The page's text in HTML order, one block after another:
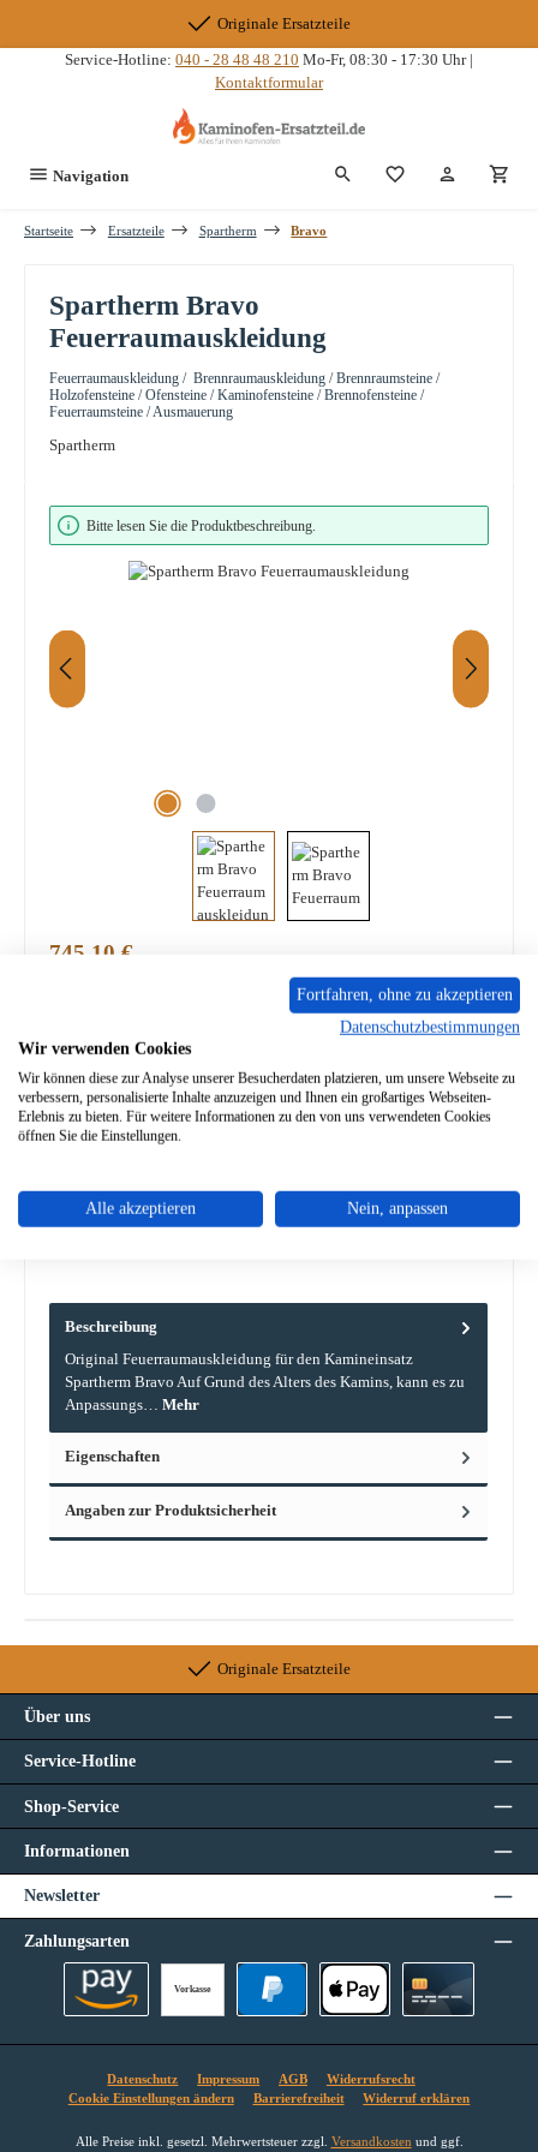
Originale Ersatzteile
Service-Hotline: 040 - 28 48 48 210 Mo-Fr, 08:30 - 17:30 Uhr |
Kontaktformular
Navigation Du hast 0
Startseite Ersatzteile Spartherm Bravo
Spartherm Bravo
Feuerraumauskleidung
Feuerraumauskleidung / Brennraumauskleidung / Brennraumsteine /
Holzofensteine / Ofensteine / Kaminofensteine / Brennofensteine /
Feuerraumsteine / Ausmauerung
Spartherm
Bildergalerie überspringen
Bitte lesen Sie die Produktbeschreibung.
Regulärer Preis:
745,10 €
Preise inkl. MwSt. zzgl. Versandkosten / Versandkostenfrei ab 399,- €
PRODUKTNUMMER:
nur auf Anfrage erhältlich
Zum Merkzettel hinzufügen
Beschreibung
Original Feuerraumauskleidung für den Kamineinsatz
Spartherm Bravo Auf Grund des Alters des Kamins, kann es zu
Anpassungs… Mehr
Eigenschaften
Angaben zur Produktsicherheit
Originale Ersatzteile
Über uns
Service-Hotline
Shop-Service
Informationen
Newsletter
Zahlungsarten
Vorkasse
Datenschutz Impressum AGB
Widerrufsrecht
Cookie Einstellungen ändern
Barrierefreiheit Widerruf erklären
Alle Preise inkl. gesetzl. Mehrwertsteuer zzgl. Versandkosten und ggf.
Fortfahren, ohne zu akzeptieren
Datenschutzbestimmungen
Wir verwenden Cookies
Wir können diese zur Analyse unserer Besucherdaten platzieren, um unsere Webseite zu
verbessern, personalisierte Inhalte anzuzeigen und Ihnen ein großartiges Webseiten-
Erlebnis zu bieten. Für weitere Informationen zu den von uns verwendeten Cookies
öffnen Sie die Einstellungen.
Alle akzeptieren Nein, anpassen